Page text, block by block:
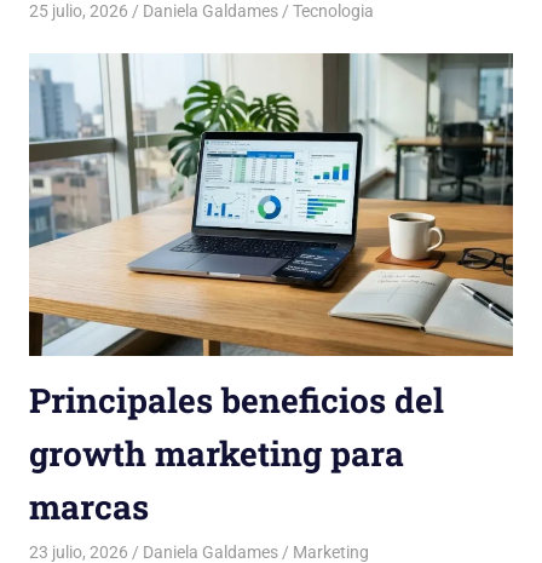
25 julio, 2026 Daniela Galdames Tecnologia
Principales beneficios del
growth marketing para
marcas
23 julio, 2026 Daniela Galdames Marketing